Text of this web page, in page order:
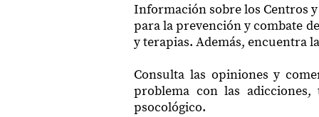
Información sobre los Centros
para la prevención y combate
y terapias. Además, encuentra
Consulta las opiniones y
problema con las
psocológico.